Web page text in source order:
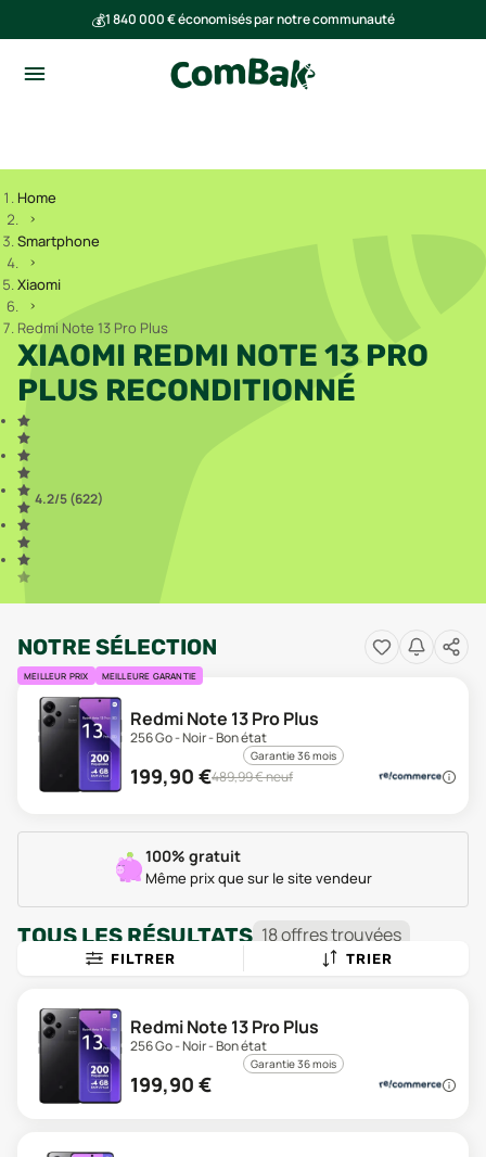
💰1 840 000 € économisés par notre communauté
Home
Smartphone
Xiaomi
Redmi Note 13 Pro Plus
XIAOMI REDMI NOTE 13 PRO
PLUS RECONDITIONNÉ
4.2/5 (622)
NOTRE SÉLECTION
MEILLEUR PRIX MEILLEURE GARANTIE
Redmi Note 13 Pro Plus
256 Go - Noir - Bon état
Garantie 36 mois
199,90 €489,99€ neuf
100% gratuit
Même prix que sur le site vendeur
TOUS LES RÉSULTATS 18offrestrouvées
FILTRER TRIER
Redmi Note 13 Pro Plus
256 Go - Noir - Bon état
Garantie 36 mois
199,90 €